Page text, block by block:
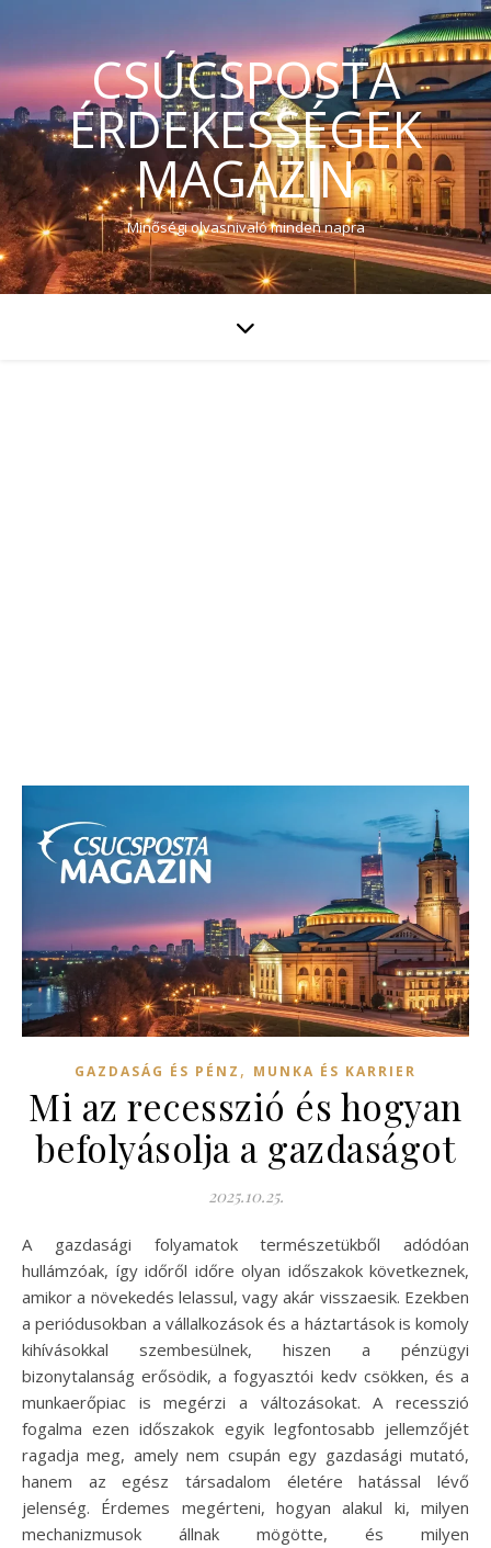
CSÚCSPOSTA
ÉRDEKESSÉGEK
MAGAZIN
Minőségi olvasnivaló minden napra
GAZDASÁG ÉS PÉNZ , MUNKA ÉS KARRIER
Mi az recesszió és hogyan
befolyásolja a gazdaságot
2025.10.25.
A gazdasági folyamatok természetükből adódóan
hullámzóak, így időről időre olyan időszakok következnek,
amikor a növekedés lelassul, vagy akár visszaesik. Ezekben
a periódusokban a vállalkozások és a háztartások is komoly
kihívásokkal szembesülnek, hiszen a pénzügyi
bizonytalanság erősödik, a fogyasztói kedv csökken, és a
munkaerőpiac is megérzi a változásokat. A recesszió
fogalma ezen időszakok egyik legfontosabb jellemzőjét
ragadja meg, amely nem csupán egy gazdasági mutató,
hanem az egész társadalom életére hatással lévő
jelenség. Érdemes megérteni, hogyan alakul ki, milyen
mechanizmusok állnak mögötte, és milyen